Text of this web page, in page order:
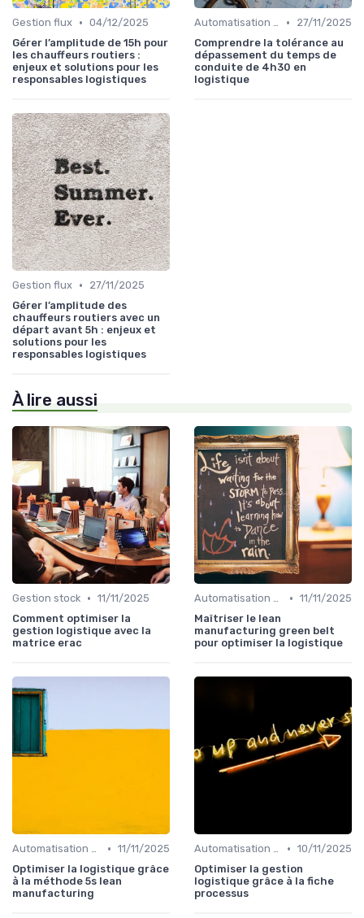
Gestion flux • 04/12/2025
Gérer l’amplitude de 15h pour
les chauffeurs routiers :
enjeux et solutions pour les
responsables logistiques
Automatisation processus •
27/11/2025
Comprendre la tolérance au
dépassement du temps de
conduite de 4h30 en
logistique
Gestion flux •
27/11/2025
Gérer l’amplitude des
chauffeurs routiers avec un
départ avant 5h : enjeux et
solutions pour les
responsables logistiques
À lire aussi
Gestion stock • 11/11/2025
Comment optimiser la
gestion logistique avec la
matrice erac
Automatisation processus • 11/11/2025
Maîtriser le lean
manufacturing green belt
pour optimiser la logistique
Automatisation processus • 11/11/2025
Optimiser la logistique grâce
à la méthode 5s lean
manufacturing
Automatisation processus • 10/11/2025
Optimiser la gestion
logistique grâce à la fiche
processus